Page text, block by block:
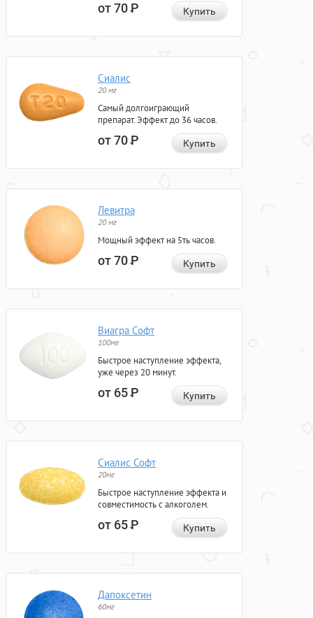
от 70Р Купить
Сиалис
20 мг
Самый долгоиграющий
препарат. Эффект до 36 часов.
от 70Р Купить
Левитра
20 мг
Мощный эффект на 5ть часов.
от 70Р Купить
Виагра Софт
100мг
Быстрое наступление эффекта,
уже через 20 минут.
от 65Р Купить
Сиалис Софт
20мг
Быстрое наступление эффекта и
совместимость с алкоголем.
от 65Р Купить
Дапоксетин
60мг